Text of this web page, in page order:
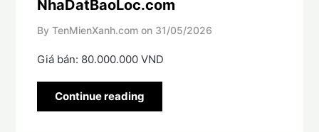
NhaDatBaoLoc.com
By TenMienXanh.com on 31/05/2026
Giá bán: 80.000.000 VND
Continue reading